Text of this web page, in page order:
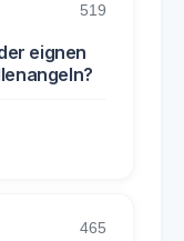
519
eignen
465